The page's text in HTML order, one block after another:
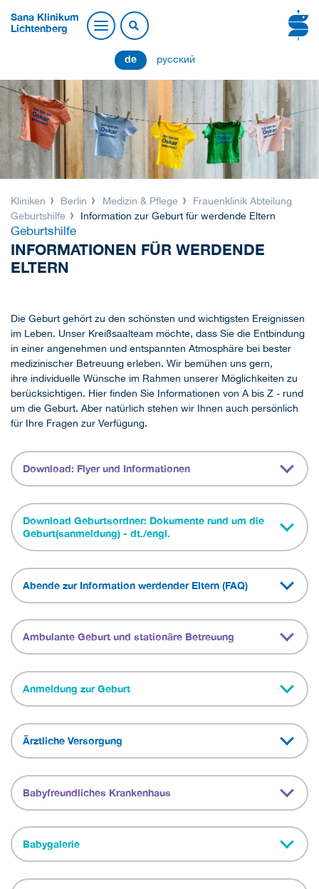
Sana Klinikum
Lichtenberg
de русский
Kliniken Berlin Medizin & Pflege
Frauenklinik Abteilung
Geburtshilfe
Information zur Geburt für werdende Eltern
Geburtshilfe
INFORMATIONEN FÜR WERDENDE
ELTERN
Die Geburt gehört zu den schönsten und wichtigsten Ereignissen
im Leben. Unser Kreißsaalteam möchte, dass Sie die Entbindung
in einer angenehmen und entspannten Atmosphäre bei bester
medizinischer Betreuung erleben. Wir bemühen uns gern,
ihre individuelle Wünsche im Rahmen unserer Möglichkeiten zu
berücksichtigen. Hier finden Sie Informationen von A bis Z - rund
um die Geburt. Aber natürlich stehen wir Ihnen auch persönlich
für Ihre Fragen zur Verfügung.
Download: Flyer und Informationen
Download Geburtsordner: Dokumente rund um die
Geburt(sanmeldung) - dt./engl.
Abende zur Information werdender Eltern (FAQ)
Ambulante Geburt und stationäre Betreuung
Anmeldung zur Geburt
Ärztliche Versorgung
Babyfreundliches Krankenhaus
Babygalerie